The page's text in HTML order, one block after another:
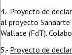
4.- Proyecto de
al proyecto
Wallace (FdT).
5.- Proyecto de